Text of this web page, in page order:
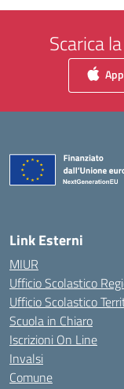
Scarica
Link Esterni
MIUR
Ufficio Scolastico
Ufficio Scolastico
Scuola in Chiaro
Iscrizioni On Line
Invalsi
Comune